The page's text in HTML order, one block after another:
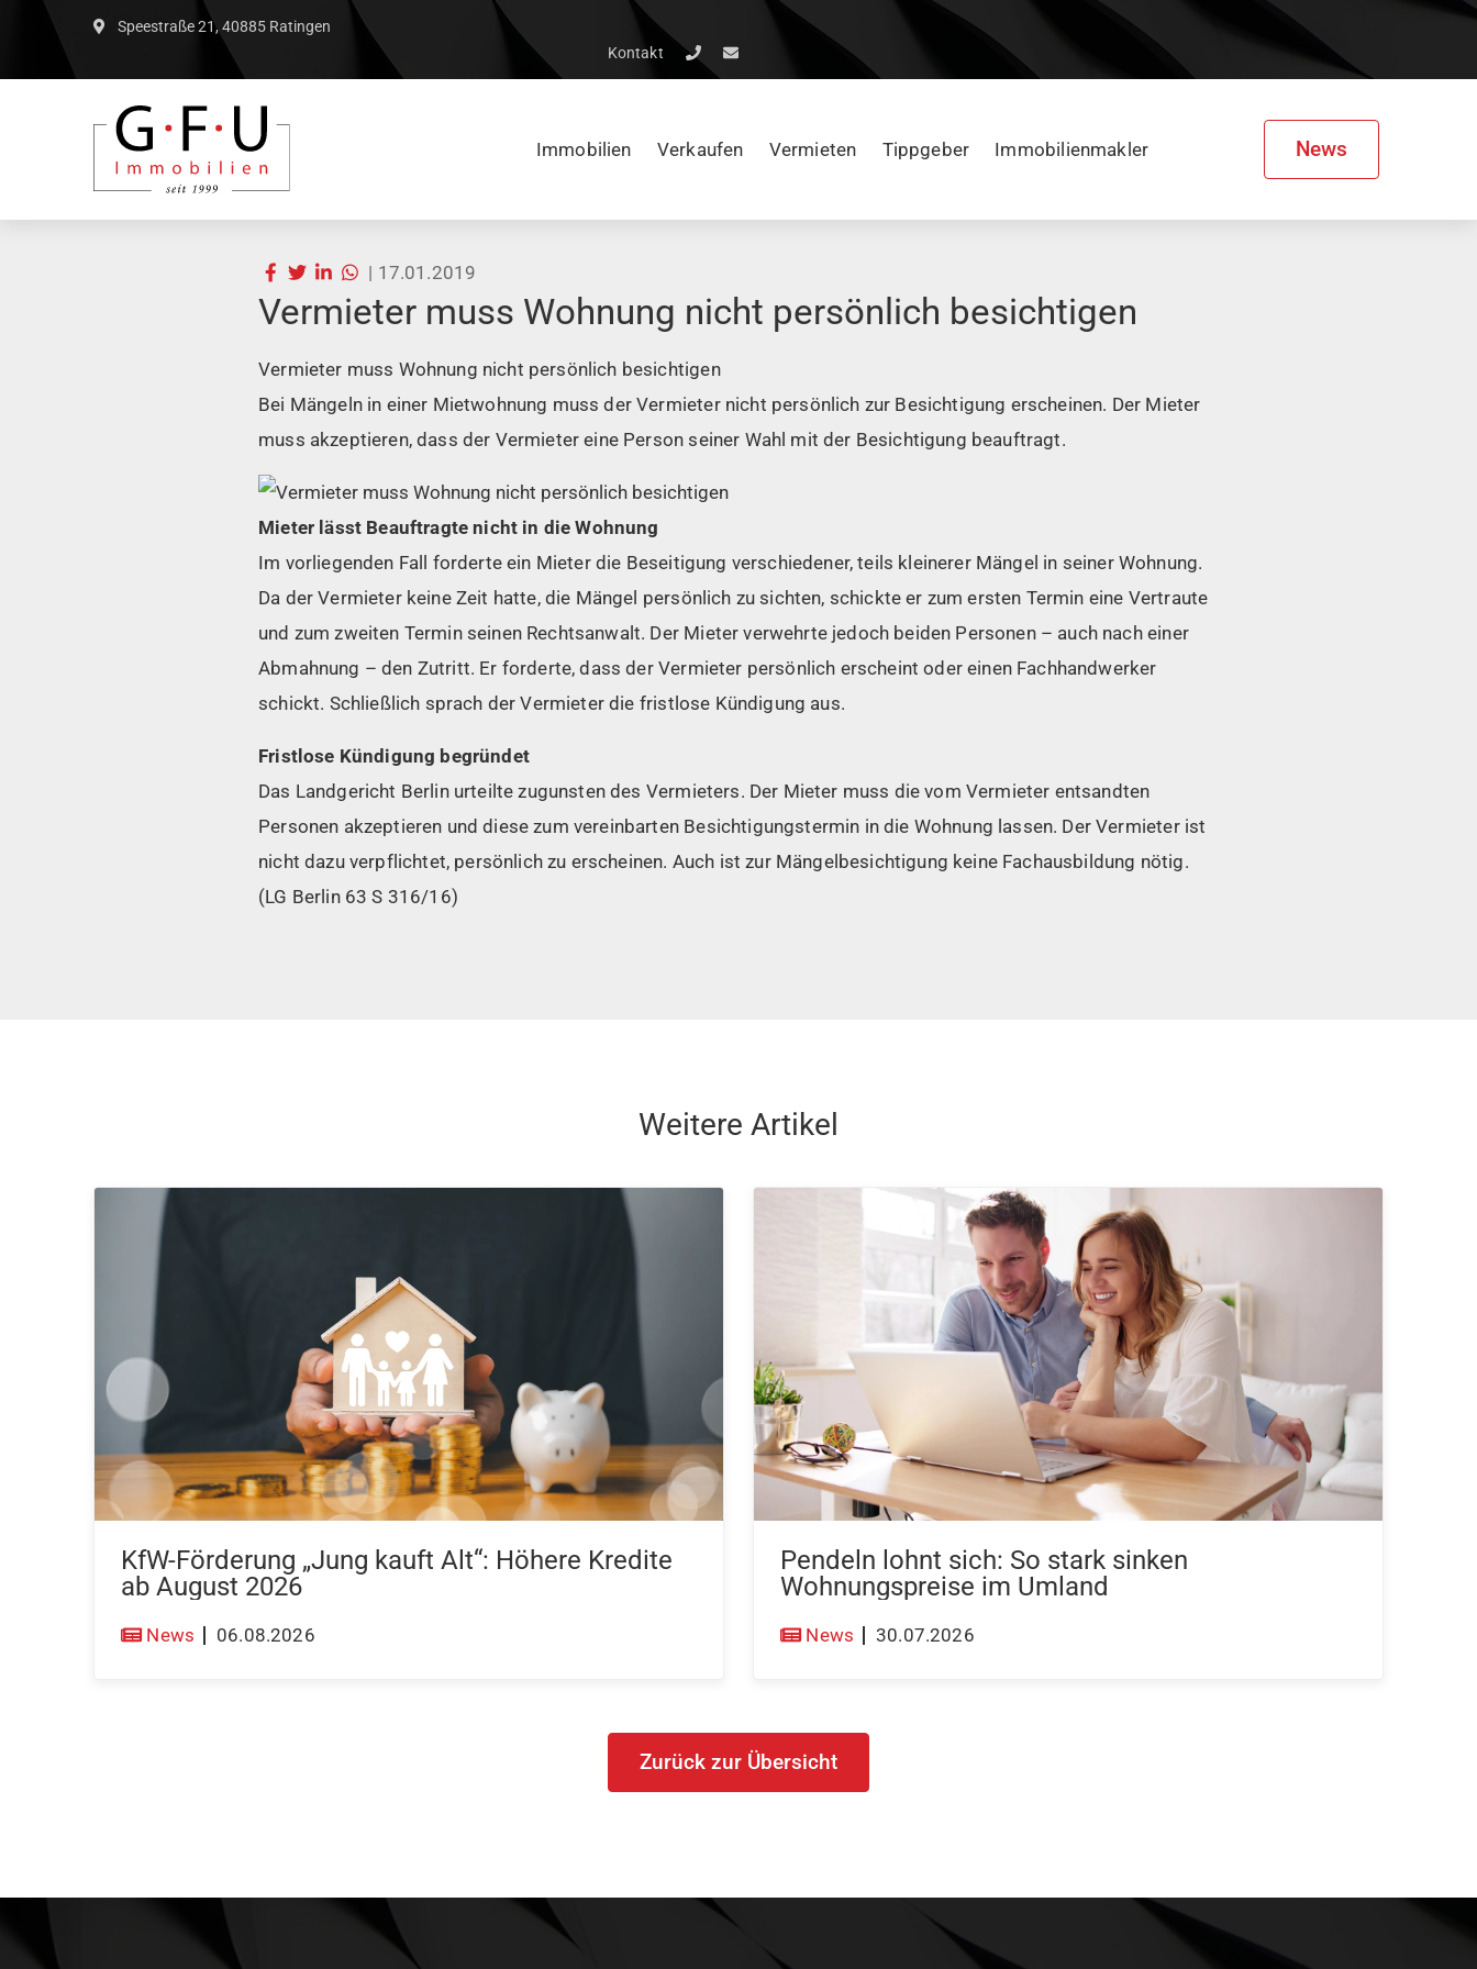
Speestraße 21, 40885 Ratingen
Kontakt
Immobilien Verkaufen Vermieten Tippgeber Immobilienmakler News
| 17.01.2019
Vermieter muss Wohnung nicht persönlich besichtigen
Vermieter muss Wohnung nicht persönlich besichtigen
Bei Mängeln in einer Mietwohnung muss der Vermieter nicht persönlich zur Besichtigung erscheinen. Der Mieter
muss akzeptieren, dass der Vermieter eine Person seiner Wahl mit der Besichtigung beauftragt.
Mieter lässt Beauftragte nicht in die Wohnung
Im vorliegenden Fall forderte ein Mieter die Beseitigung verschiedener, teils kleinerer Mängel in seiner Wohnung.
Da der Vermieter keine Zeit hatte, die Mängel persönlich zu sichten, schickte er zum ersten Termin eine Vertraute
und zum zweiten Termin seinen Rechtsanwalt. Der Mieter verwehrte jedoch beiden Personen – auch nach einer
Abmahnung – den Zutritt. Er forderte, dass der Vermieter persönlich erscheint oder einen Fachhandwerker
schickt. Schließlich sprach der Vermieter die fristlose Kündigung aus.
Fristlose Kündigung begründet
Das Landgericht Berlin urteilte zugunsten des Vermieters. Der Mieter muss die vom Vermieter entsandten
Personen akzeptieren und diese zum vereinbarten Besichtigungstermin in die Wohnung lassen. Der Vermieter ist
nicht dazu verpflichtet, persönlich zu erscheinen. Auch ist zur Mängelbesichtigung keine Fachausbildung nötig.
(LG Berlin 63 S 316/16)
Weitere Artikel
KfW-Förderung „Jung kauft Alt“: Höhere Kredite
ab August 2026
News 06.08.2026
Pendeln lohnt sich: So stark sinken
Wohnungspreise im Umland
News 30.07.2026
Zurück zur Übersicht